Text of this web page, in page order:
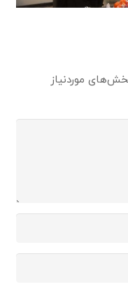
موردنیاز